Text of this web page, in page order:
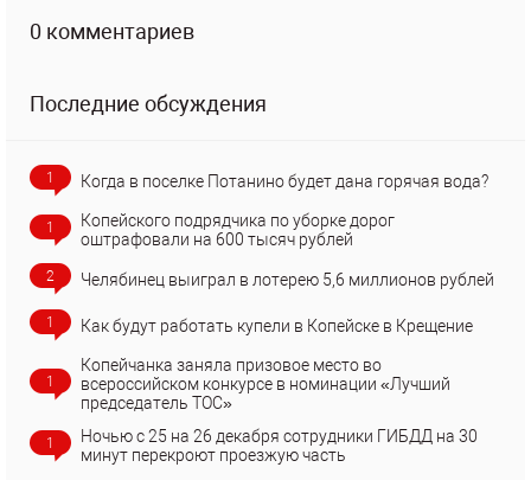
0 комментариев
Последние обсуждения
1 Когда в поселке Потанино будет дана горячая вода?
1
Копейского подрядчика по уборке дорог
оштрафовали на 600 тысяч рублей
2 Челябинец выиграл в лотерею 5,6 миллионов рублей
1 Как будут работать купели в Копейске в Крещение
1
Копейчанка заняла призовое место во
всероссийском конкурсе в номинации «Лучший
председатель ТОС»
1
Ночью с 25 на 26 декабря сотрудники ГИБДД на 30
минут перекроют проезжую часть